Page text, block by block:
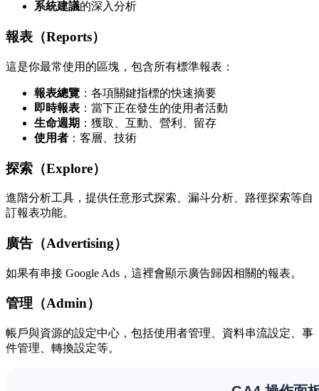
系統建議的深入分析
報表（Reports）
這是你最常使用的區塊，包含所有標準報表：
報表總覽 ：各項關鍵指標的快速摘要
即時報表 ：當下正在發生的使用者活動
生命週期 ：獲取、互動、營利、留存
使用者 ：客層、技術
探索（Explore）
進階分析工具，提供任意形式探索、漏斗分析、路徑探索等自
訂報表功能。
廣告（Advertising）
如果有串接 Google Ads，這裡會顯示廣告歸因相關的報表。
管理（Admin）
帳戶與資源的設定中心，包括使用者管理、資料串流設定、事
件管理、轉換設定等。